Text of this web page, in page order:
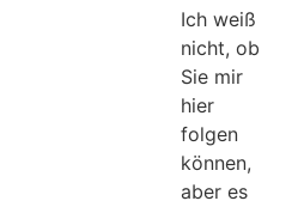
Ich weiß
nicht, ob
Sie mir
hier
folgen
können,
aber es